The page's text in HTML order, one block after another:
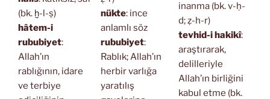
(bk. ḫ-l-ṣ)
hâtem-i
rububiyet:
Allah’ın
rablığının, idare
ve terbiye
nükte: ince
anlamlı söz
rububiyet:
Rablık; Allah’ın
herbir varlığa
yaratılış
inanma (bk. v-ḥ-
d; ẓ-h-r)
tevhid-i hakikî:
araştırarak,
delilleriyle
Allah’ın birliğini
kabul etme (bk.